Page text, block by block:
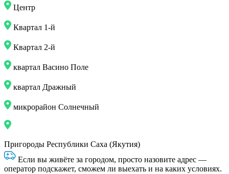
Центр
Квартал 1-й
Квартал 2-й
квартал Васино Поле
квартал Дражный
микрорайон Солнечный
Пригороды Республики Саха (Якутия)
Если вы живёте за городом, просто назовите адрес —
оператор подскажет, сможем ли выехать и на каких условиях.